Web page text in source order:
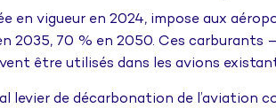
vigueur en 2024, impose aux
2035, 70 % en 2050. Ces
être utilisés dans les avions
levier de décarbonation de l’aviation